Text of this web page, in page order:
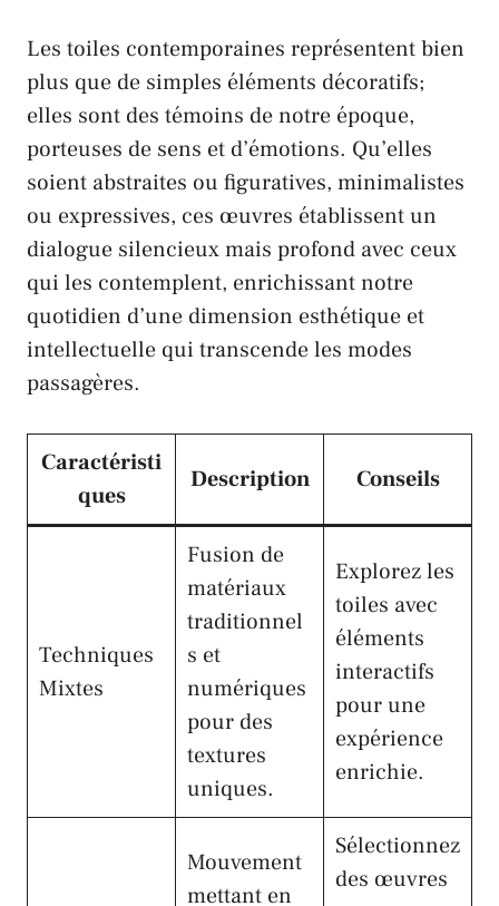
Les toiles contemporaines représentent bien
plus que de simples éléments décoratifs;
elles sont des témoins de notre époque,
porteuses de sens et d’émotions. Qu’elles
soient abstraites ou figuratives, minimalistes
ou expressives, ces œuvres établissent un
dialogue silencieux mais profond avec ceux
qui les contemplent, enrichissant notre
quotidien d’une dimension esthétique et
intellectuelle qui transcende les modes
passagères.
Caractéristi
ques
Description Conseils
Techniques
Mixtes
Fusion de
matériaux
traditionnel
s et
numériques
pour des
textures
uniques.
Explorez les
toiles avec
éléments
interactifs
pour une
expérience
enrichie.
Mouvement
mettant en
Sélectionnez
des œuvres